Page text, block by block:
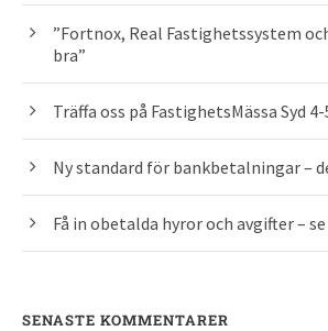
”Fortnox, Real Fastighetssystem
bra”
Träffa oss på FastighetsMässa Syd
Ny standard för bankbetalningar –
Få in obetalda hyror och avgifter –
SENASTE KOMMENTARER